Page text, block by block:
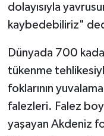
dolayısıyla
kaybedebiliriz"
Dünyada 700
tükenme
foklarının
falezleri. Falez
yaşayan Akdeniz